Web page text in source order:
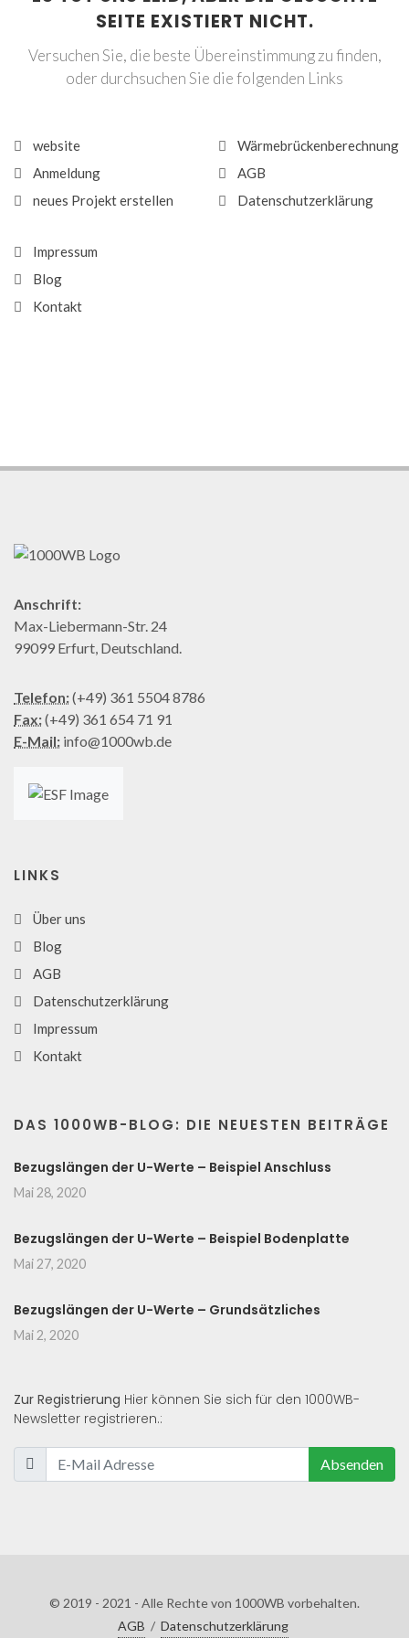
SEITE EXISTIERT NICHT.
Versuchen Sie, die beste Übereinstimmung zu finden,
oder durchsuchen Sie die folgenden Links
website
Anmeldung
neues Projekt erstellen
Wärmebrückenberechnung
AGB
Datenschutzerklärung
Impressum
Blog
Kontakt
Anschrift:
Max-Liebermann-Str. 24
99099 Erfurt, Deutschland.
Telefon:(+49) 361 5504 8786
Fax:(+49) 361 654 71 91
E-Mail: info@1000wb.de
LINKS
Über uns
Blog
AGB
Datenschutzerklärung
Impressum
Kontakt
DAS 1000WB-BLOG: DIE NEUESTEN BEITRÄGE
Bezugslängen der U-Werte – Beispiel Anschluss
Mai 28, 2020
Bezugslängen der U-Werte – Beispiel Bodenplatte
Mai 27, 2020
Bezugslängen der U-Werte – Grundsätzliches
Mai 2, 2020
Zur Registrierung Hier können Sie sich für den 1000WB-
Newsletter registrieren.:
Absenden
© 2019 - 2021 - Alle Rechte von 1000WB vorbehalten.
AGB / Datenschutzerklärung